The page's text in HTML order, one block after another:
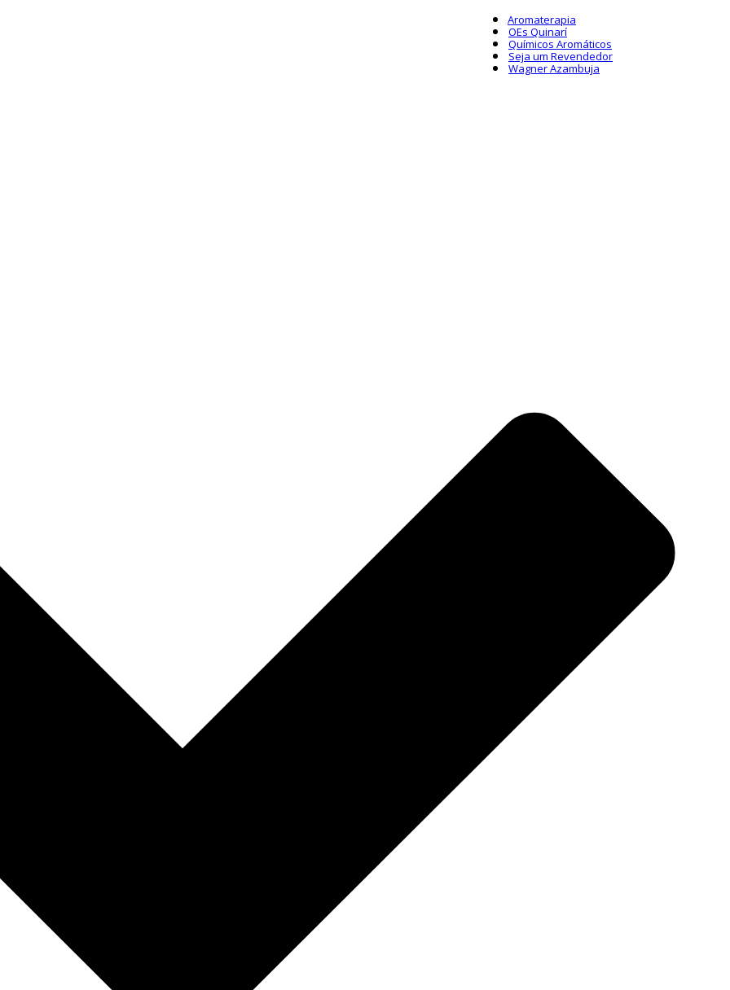
Aromaterapia
OEs Quinarí
Químicos Aromáticos
Seja um Revendedor
Wagner Azambuja